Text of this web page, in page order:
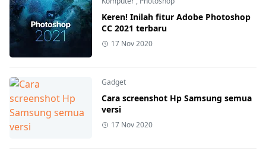
Keren! Inilah fitur Adobe Photoshop
CC 2021 terbaru
17 Nov 2020
Gadget
Cara screenshot Hp Samsung semua
versi
17 Nov 2020